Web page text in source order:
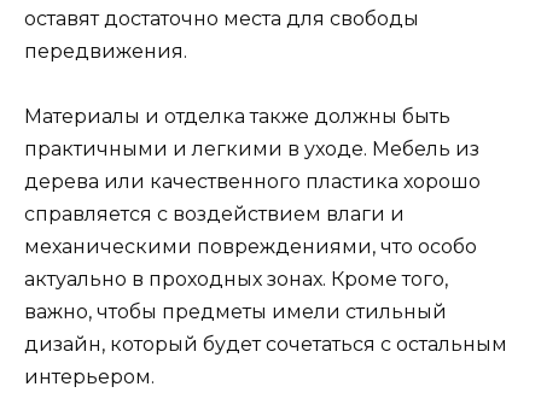
оставят достаточно места для свободы
передвижения.
Материалы и отделка также должны быть
практичными и легкими в уходе. Мебель из
дерева или качественного пластика хорошо
справляется с воздействием влаги и
механическими повреждениями, что особо
актуально в проходных зонах. Кроме того,
важно, чтобы предметы имели стильный
дизайн, который будет сочетаться с остальным
интерьером.